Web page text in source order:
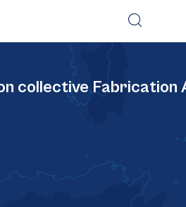
collective Fabrication